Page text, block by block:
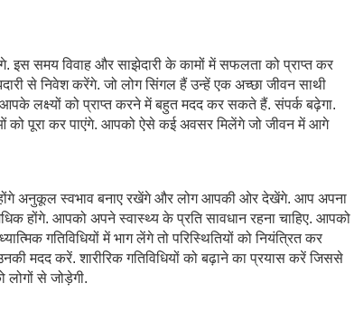
इस समय विवाह और साझेदारी के कामों में सफलता को प्राप्त कर
से निवेश करेंगे. जो लोग सिंगल हैं उन्हें एक अच्छा जीवन साथी
लक्ष्यों को प्राप्त करने में बहुत मदद कर सकते हैं. संपर्क बढ़ेगा.
को पूरा कर पाएंगे. आपको ऐसे कई अवसर मिलेंगे जो जीवन में आगे
अनुकूल स्वभाव बनाए रखेंगे और लोग आपकी ओर देखेंगे. आप अपना
होंगे. आपको अपने स्वास्थ्य के प्रति सावधान रहना चाहिए. आपको
गतिविधियों में भाग लेंगे तो परिस्थितियों को नियंत्रित कर
मदद करें. शारीरिक गतिविधियों को बढ़ाने का प्रयास करें जिससे
से जोड़ेगी.